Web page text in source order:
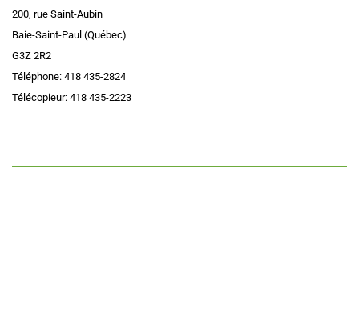
200, rue Saint-Aubin
Baie-Saint-Paul (Québec)
G3Z 2R2
Téléphone: 418 435-2824
Télécopieur: 418 435-2223